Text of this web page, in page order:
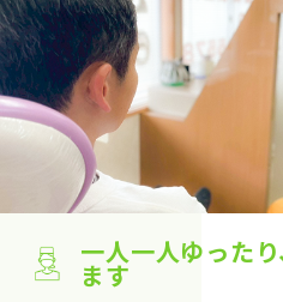
一人一人ゆった
ます